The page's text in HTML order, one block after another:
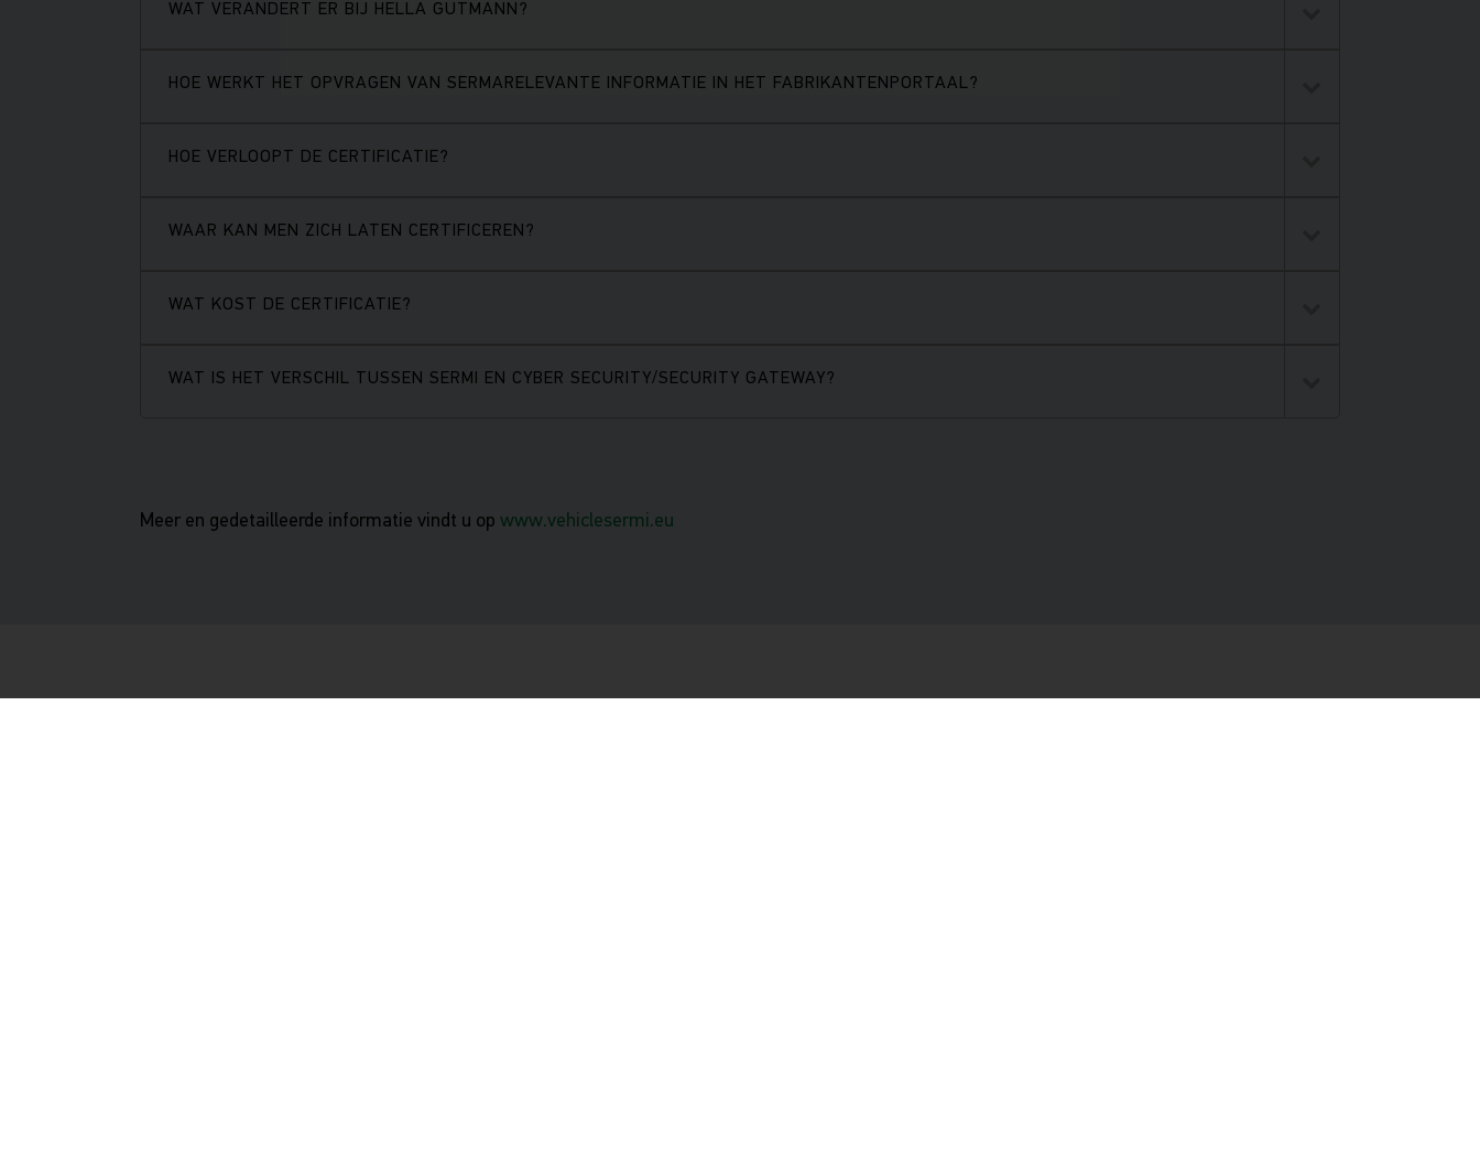
WAT VERANDERT ER BIJ HELLA GUTMANN?
HOE WERKT HET OPVRAGEN VAN SERMARELEVANTE INFORMATIE IN HET FABRIKANTENPORTAAL?
HOE VERLOOPT DE CERTIFICATIE?
WAAR KAN MEN ZICH LATEN CERTIFICEREN?
WAT KOST DE CERTIFICATIE?
WAT IS HET VERSCHIL TUSSEN SERMI EN CYBER SECURITY/SECURITY GATEWAY?
Meer en gedetailleerde informatie vindt u op www.vehiclesermi.eu